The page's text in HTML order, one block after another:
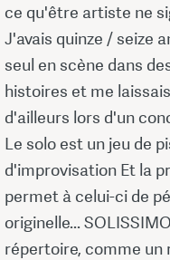
ce qu'être artiste ne
J'avais quinze / seize
seul en scène dans
histoires et me
d'ailleurs lors d'un
Le solo est un jeu de
d'improvisation Et la
permet à celui-ci de
originelle...
répertoire, comme un